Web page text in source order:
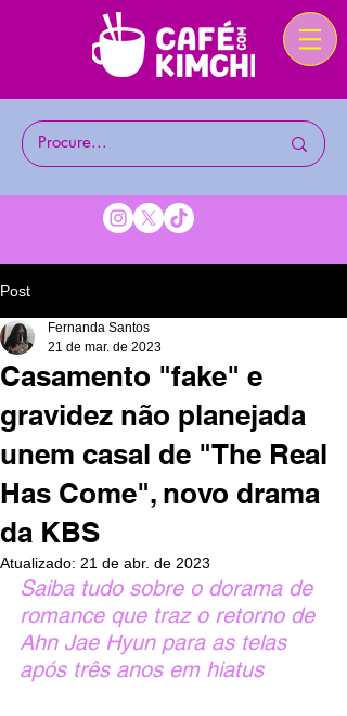
Post
Casamento "fake" e
gravidez não planejada
unem casal de "The Real
Has Come", novo drama
da KBS
Fernanda Santos
21 de mar. de 2023
Atualizado: 21 de abr. de 2023
Saiba tudo sobre o dorama de
romance que traz o retorno de
Ahn Jae Hyun para as telas
após três anos em hiatus